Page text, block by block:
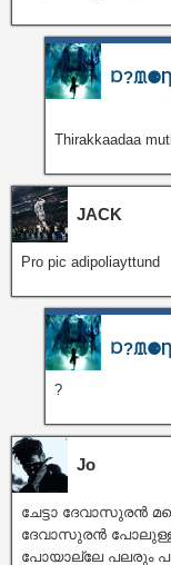
Ɒ?ᙢ⚈Ƞ
Thirakkaadaa
JACK
Pro pic adipoliayttund
Ɒ?ᙢ⚈Ƞ
?
Jo
ചേട്ടാ ദേവാസുരൻ
ദേവാസുരൻ പോലുള്ള
പോയാല്ലേ പലരും